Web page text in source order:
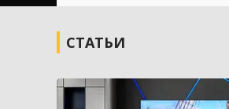
СТАТЬИ